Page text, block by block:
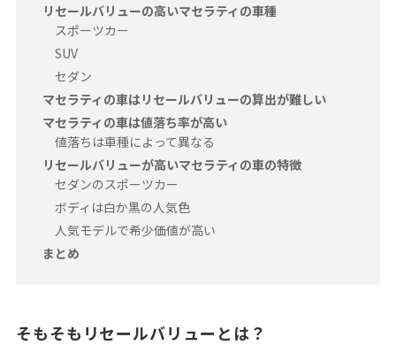
リセールバリューの高いマセラティの車種
スポーツカー
SUV
セダン
マセラティの車はリセールバリューの算出が難しい
マセラティの車は値落ち率が高い
値落ちは車種によって異なる
リセールバリューが高いマセラティの車の特徴
セダンのスポーツカー
ボディは白か黒の人気色
人気モデルで希少価値が高い
まとめ
そもそもリセールバリューとは？